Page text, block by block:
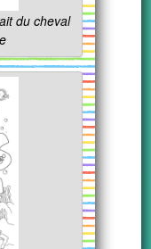
du cheval